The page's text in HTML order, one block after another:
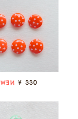
NEW ¥ 330